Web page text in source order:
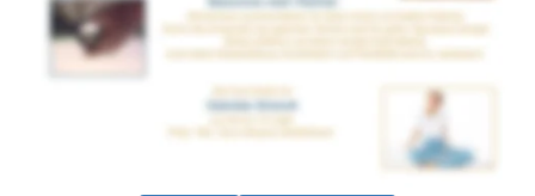
*Eine Auswahl von Bilder meiner bisherigen Access Kurse
finden Sie z.B. auch bereits weiter unten auf dieser Seite